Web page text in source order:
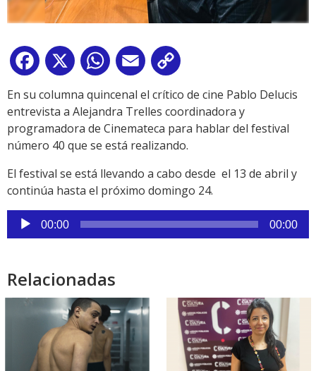
Facebook
X WhatsApp
Email
Link
En su columna quincenal el crítico de cine Pablo Delucis
entrevista a Alejandra Trelles coordinadora y
programadora de Cinemateca para hablar del festival
número 40 que se está realizando.
El festival se está llevando a cabo desde el 13 de abril y
continúa hasta el próximo domingo 24.
Reproductor
de
00:00 00:00
Relacionadas